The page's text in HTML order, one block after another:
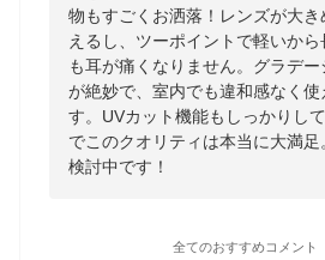
物もすごくお洒落！レンズが大
えるし、ツーポイントで軽いか
も耳が痛くなりません。グラデ
が絶妙で、室内でも違和感なく
す。UVカット機能もしっかりし
でこのクオリティは本当に大満
検討中です！
全てのおすすめコメント